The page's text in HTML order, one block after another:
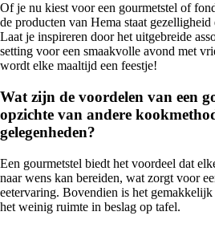
Of je nu kiest voor een gourmetstel of
de producten van Hema staat
Laat je inspireren door het uitgebreide
setting voor een smaakvolle avond met
wordt elke maaltijd een feestje!
Wat zijn de voordelen van een
opzichte van andere
gelegenheden?
Een gourmetstel biedt het voordeel dat
naar wens kan bereiden, wat zorgt voor
eetervaring. Bovendien is het
het weinig ruimte in beslag op tafel.